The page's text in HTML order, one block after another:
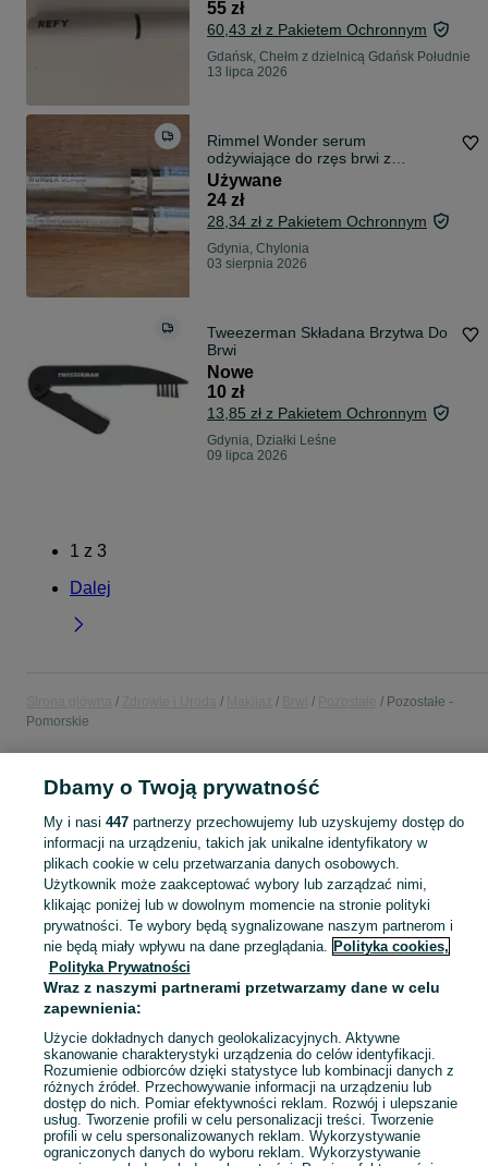
55 zł
60,43 zł z Pakietem Ochronnym
Gdańsk, Chełm z dzielnicą Gdańsk Południe
13 lipca 2026
Rimmel Wonder serum
odżywiające do rzęs brwi z
witaminami
Używane
24 zł
28,34 zł z Pakietem Ochronnym
Gdynia, Chylonia
03 sierpnia 2026
Tweezerman Składana Brzytwa Do
Brwi
Nowe
10 zł
13,85 zł z Pakietem Ochronnym
Gdynia, Działki Leśne
09 lipca 2026
1 z 3
Dalej
Pozostałe -
Pomorskie
POLSKA » POMORSKIE
KATEGORIA
Sprzedaż pozostałych kosmetyków do brwi Pomorskie ▶️ Bogaty wybór w atrakcyjnych cenach ☝ Sprawdź aktualne oferty i kupuj tanio na OLX.pl! Zobacz
Mapa kategorii
Mapa miejscowości
Mapa ministron
Popularne wyszukiwania
Dbamy o Twoją prywatność
My i nasi 447partnerzy przechowujemy lub uzyskujemy dostęp do
informacji na urządzeniu, takich jak unikalne identyfikatory w
plikach cookie w celu przetwarzania danych osobowych.
Użytkownik może zaakceptować wybory lub zarządzać nimi,
klikając poniżej lub w dowolnym momencie na stronie polityki
prywatności. Te wybory będą sygnalizowane naszym partnerom i
nie będą miały wpływu na dane przeglądania. Polityka cookies,
Polityka Prywatności
Wraz z naszymi partnerami przetwarzamy dane w celu
zapewnienia:
Użycie dokładnych danych geolokalizacyjnych. Aktywne
skanowanie charakterystyki urządzenia do celów identyfikacji.
Rozumienie odbiorców dzięki statystyce lub kombinacji danych z
różnych źródeł. Przechowywanie informacji na urządzeniu lub
dostęp do nich. Pomiar efektywności reklam. Rozwój i ulepszanie
usług. Tworzenie profili w celu personalizacji treści. Tworzenie
profili w celu spersonalizowanych reklam. Wykorzystywanie
ograniczonych danych do wyboru reklam. Wykorzystywanie